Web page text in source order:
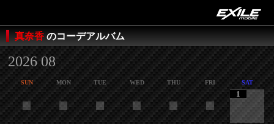
真奈香のコーデアルバム
2026 08
SUN MON TUE WED THU FRI SAT
1